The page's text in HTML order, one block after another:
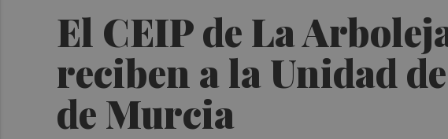
El CEIP de La
reciben a la Unidad
de Murcia